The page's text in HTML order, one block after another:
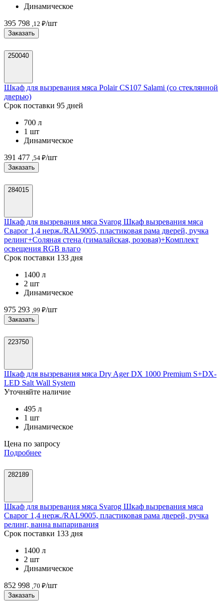
Динамическое
395 798 ,12 ₽/шт
Заказать
250040
Шкаф для вызревания мяса Polair CS107 Salami (со стеклянной
дверью)
Срок поставки 95 дней
700 л
1 шт
Динамическое
391 477 ,54 ₽/шт
Заказать
284015
Шкаф для вызревания мяса Svarog Шкаф вызревания мяса
Сварог 1,4 нерж./RAL9005, пластиковая рама дверей, ручка
релинг+Соляная стена (гималайская, розовая)+Комплект
освещения RGB влаго
Срок поставки 133 дня
1400 л
2 шт
Динамическое
975 293 ,99 ₽/шт
Заказать
223750
Шкаф для вызревания мяса Dry Ager DX 1000 Premium S+DX-
LED Salt Wall System
Уточняйте наличие
495 л
1 шт
Динамическое
Цена по запросу
Подробнее
282189
Шкаф для вызревания мяса Svarog Шкаф вызревания мяса
Сварог 1,4 нерж./RAL9005, пластиковая рама дверей, ручка
релинг, ванна выпаривания
Срок поставки 133 дня
1400 л
2 шт
Динамическое
852 998 ,70 ₽/шт
Заказать